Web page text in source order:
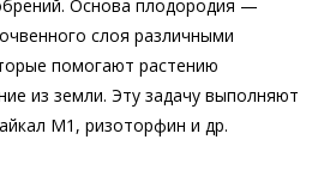
Основа плодородия —
слоя различными
помогают растению
из земли. Эту задачу выполняют
М1, ризоторфин и др.